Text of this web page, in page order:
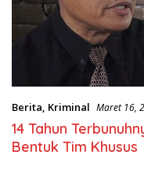
Berita, Kriminal Maret 16,
14 Tahun
Bentuk Tim Khusus